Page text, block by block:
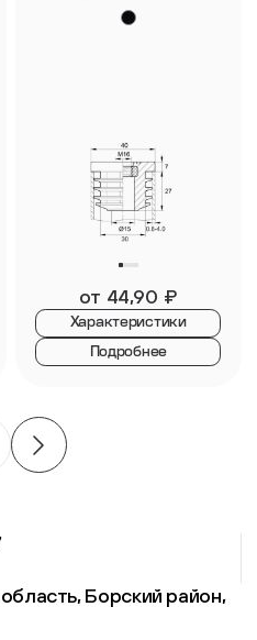
от 44,90 ₽
Характеристики
Подробнее
Борский район,